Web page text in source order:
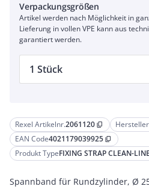
Rexel Artikelnr.2061120 content_copy
EAN Code4021179039925 content_copy
Produkt TypeFIXING STRAP CLEAN-
Spannband für Rundzylinder, Ø
Verpackungsgrößen
Artikel werden nach Möglichkeit in
Lieferung in vollen VPE kann aus
garantiert werden.
1 Stück